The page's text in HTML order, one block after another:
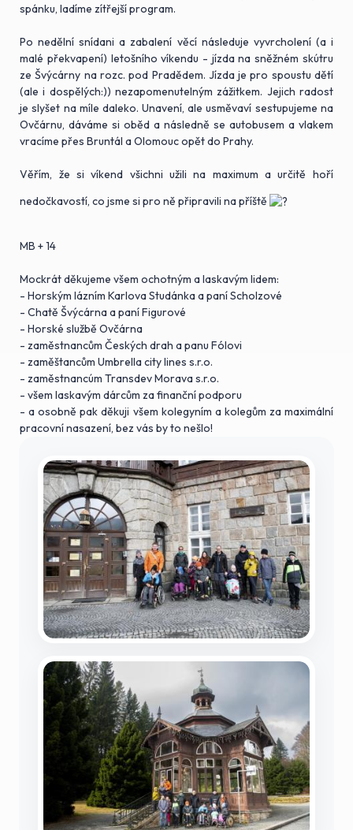
spánku, ladíme zítřejší program.
Po nedělní snídani a zabalení věcí následuje vyvrcholení (a i
malé překvapení) letošního víkendu - jízda na sněžném skútru
ze Švýcárny na rozc. pod Pradědem. Jízda je pro spoustu dětí
(ale i dospělých:)) nezapomenutelným zážitkem. Jejich radost
je slyšet na míle daleko. Unavení, ale usměvaví sestupujeme na
Ovčárnu, dáváme si oběd a následně se autobusem a vlakem
vracíme přes Bruntál a Olomouc opět do Prahy.
Věřím, že si víkend všichni užili na maximum a určitě hoří
nedočkavostí, co jsme si pro ně připravili na příště
MB + 14
Mockrát děkujeme všem ochotným a laskavým lidem:
- Horským lázním Karlova Studánka a paní Scholzové
- Chatě Švýcárna a paní Figurové
- Horské službě Ovčárna
- zaměstnancům Českých drah a panu Fólovi
- zaměštancům Umbrella city lines s.r.o.
- zaměstnancúm Transdev Morava s.r.o.
- všem laskavým dárcům za finanční podporu
- a osobně pak děkuji všem kolegyním a kolegům za maximální
pracovní nasazení, bez vás by to nešlo!